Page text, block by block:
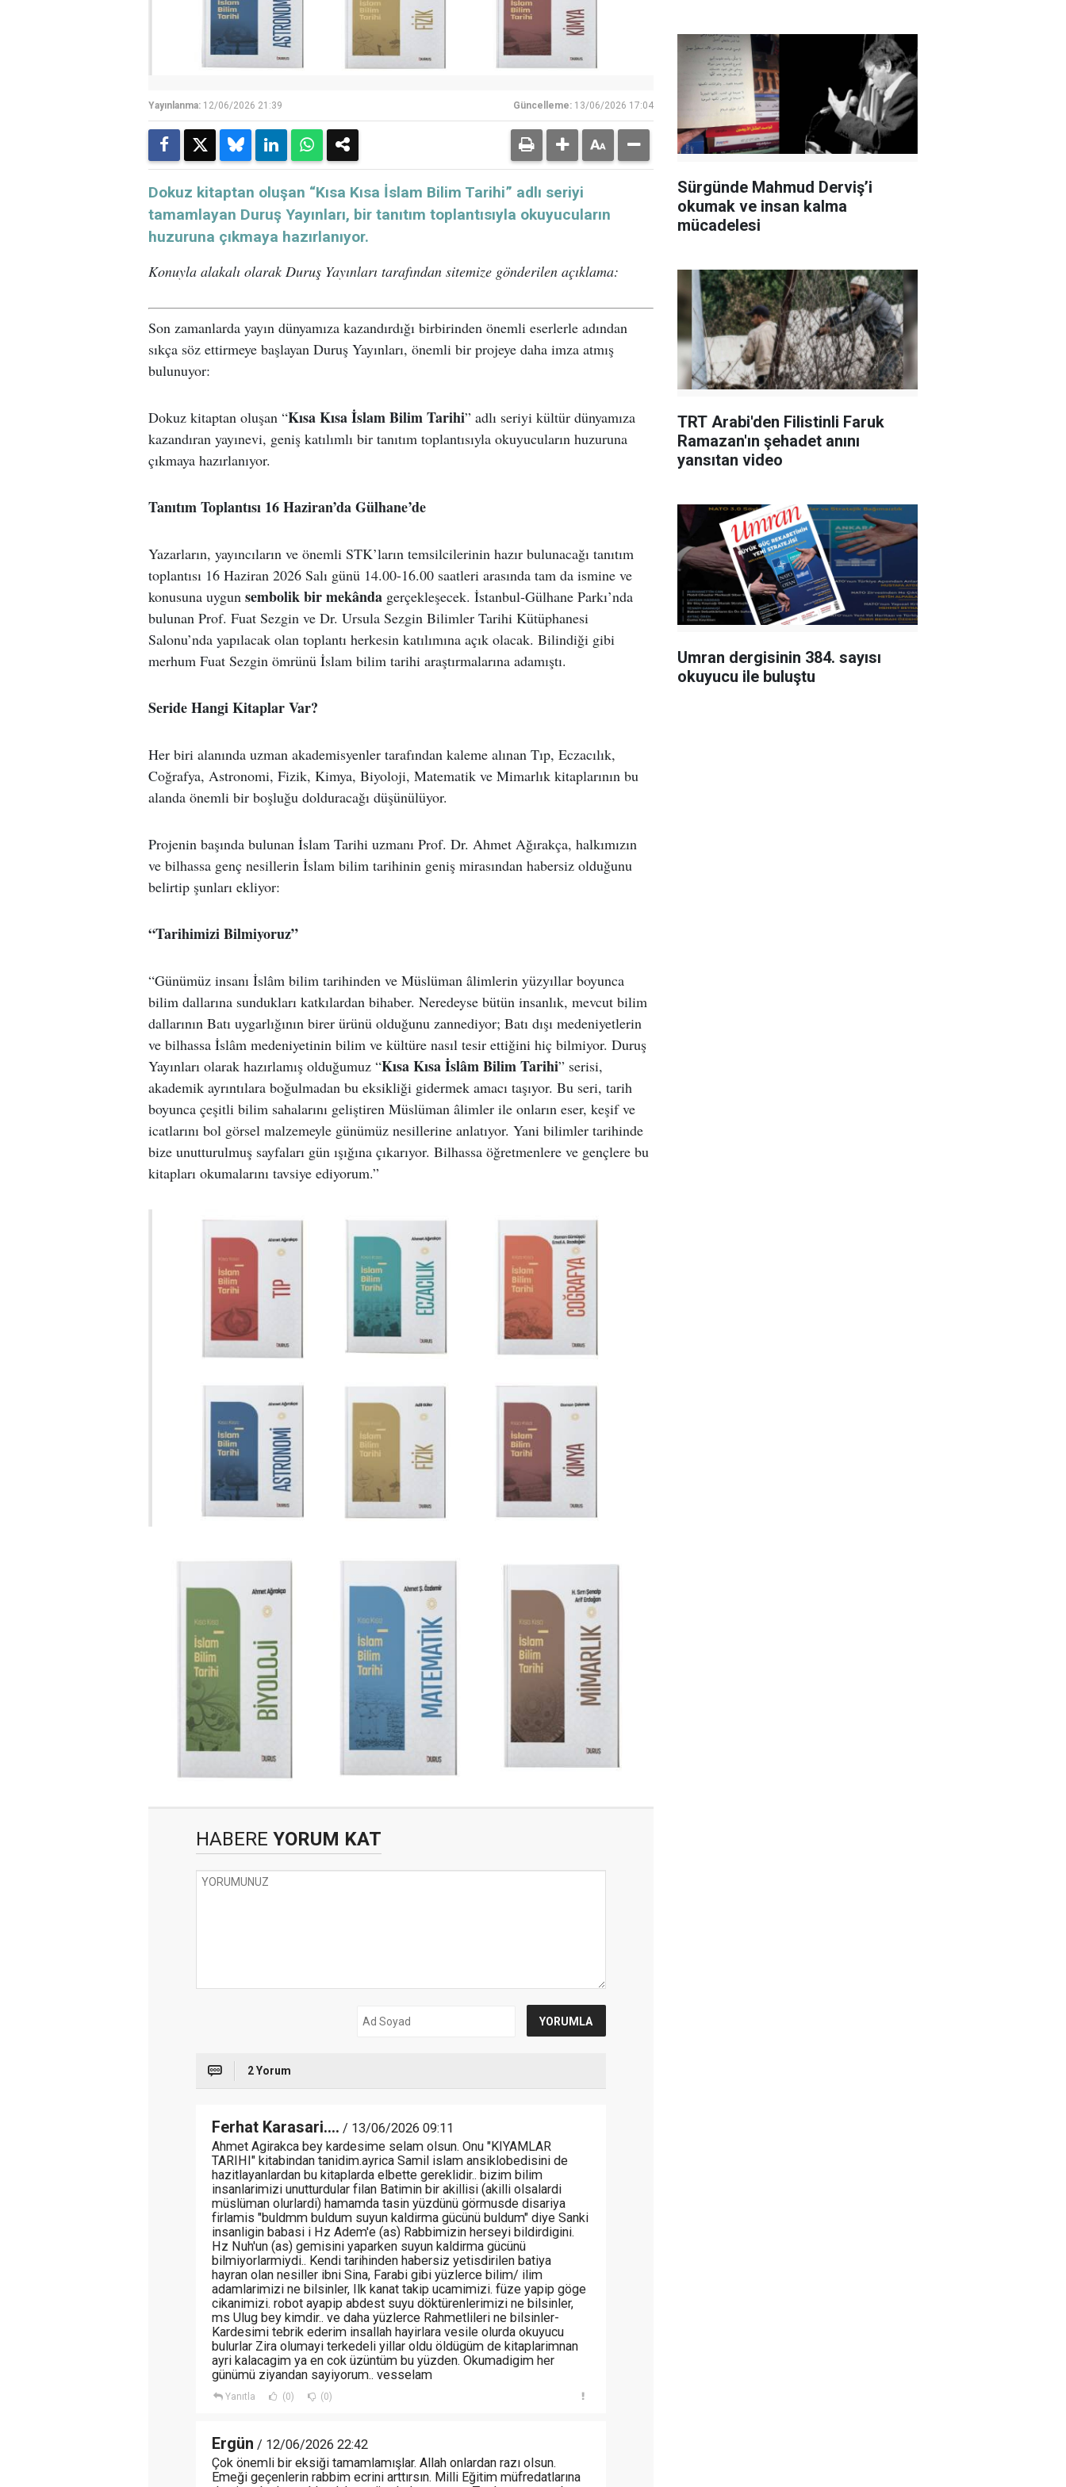
Yayınlanma: 12/06/2026 21:39 Güncelleme: 13/06/2026 17:04
Dokuz kitaptan oluşan “Kısa Kısa İslam Bilim Tarihi” adlı seriyi
tamamlayan Duruş Yayınları, bir tanıtım toplantısıyla okuyucuların
huzuruna çıkmaya hazırlanıyor.
Konuyla alakalı olarak Duruş Yayınları tarafından sitemize gönderilen açıklama:
Son zamanlarda yayın dünyamıza kazandırdığı birbirinden önemli eserlerle adından
sıkça söz ettirmeye başlayan Duruş Yayınları, önemli bir projeye daha imza atmış
bulunuyor:
Dokuz kitaptan oluşan “Kısa Kısa İslam Bilim Tarihi” adlı seriyi kültür dünyamıza
kazandıran yayınevi, geniş katılımlı bir tanıtım toplantısıyla okuyucuların huzuruna
çıkmaya hazırlanıyor.
Tanıtım Toplantısı 16 Haziran’da Gülhane’de
Yazarların, yayıncıların ve önemli STK’ların temsilcilerinin hazır bulunacağı tanıtım
toplantısı 16 Haziran 2026 Salı günü 14.00-16.00 saatleri arasında tam da ismine ve
konusuna uygun sembolik bir mekânda gerçekleşecek. İstanbul-Gülhane Parkı’nda
bulunan Prof. Fuat Sezgin ve Dr. Ursula Sezgin Bilimler Tarihi Kütüphanesi
Salonu’nda yapılacak olan toplantı herkesin katılımına açık olacak. Bilindiği gibi
merhum Fuat Sezgin ömrünü İslam bilim tarihi araştırmalarına adamıştı.
Seride Hangi Kitaplar Var?
Her biri alanında uzman akademisyenler tarafından kaleme alınan Tıp, Eczacılık,
Coğrafya, Astronomi, Fizik, Kimya, Biyoloji, Matematik ve Mimarlık kitaplarının bu
alanda önemli bir boşluğu dolduracağı düşünülüyor.
Projenin başında bulunan İslam Tarihi uzmanı Prof. Dr. Ahmet Ağırakça, halkımızın
ve bilhassa genç nesillerin İslam bilim tarihinin geniş mirasından habersiz olduğunu
belirtip şunları ekliyor:
“Tarihimizi Bilmiyoruz”
“Günümüz insanı İslâm bilim tarihinden ve Müslüman âlimlerin yüzyıllar boyunca
bilim dallarına sundukları katkılardan bihaber. Neredeyse bütün insanlık, mevcut bilim
dallarının Batı uygarlığının birer ürünü olduğunu zannediyor; Batı dışı medeniyetlerin
ve bilhassa İslâm medeniyetinin bilim ve kültüre nasıl tesir ettiğini hiç bilmiyor. Duruş
Yayınları olarak hazırlamış olduğumuz “Kısa Kısa İslâm Bilim Tarihi” serisi,
akademik ayrıntılara boğulmadan bu eksikliği gidermek amacı taşıyor. Bu seri, tarih
boyunca çeşitli bilim sahalarını geliştiren Müslüman âlimler ile onların eser, keşif ve
icatlarını bol görsel malzemeyle günümüz nesillerine anlatıyor. Yani bilimler tarihinde
bize unutturulmuş sayfaları gün ışığına çıkarıyor. Bilhassa öğretmenlere ve gençlere bu
kitapları okumalarını tavsiye ediyorum.”
HABERE YORUM KAT
2 Yorum
Ferhat Karasari.... / 13/06/2026 09:11
Ahmet Agirakca bey kardesime selam olsun. Onu "KIYAMLAR
TARIHI" kitabindan tanidim.ayrica Samil islam ansiklobedisini de
hazitlayanlardan bu kitaplarda elbette gereklidir.. bizim bilim
insanlarimizi unutturdular filan Batimin bir akillisi (akilli olsalardi
müslüman olurlardi) hamamda tasin yüzdünü görmusde disariya
firlamis "buldmm buldum suyun kaldirma gücünü buldum" diye Sanki
insanligin babasi i Hz Adem'e (as) Rabbimizin herseyi bildirdigini.
Hz Nuh'un (as) gemisini yaparken suyun kaldirma gücünü
bilmiyorlarmiydi.. Kendi tarihinden habersiz yetisdirilen batiya
hayran olan nesiller ibni Sina, Farabi gibi yüzlerce bilim/ ilim
adamlarimizi ne bilsinler, Ilk kanat takip ucamimizi. füze yapip göge
cikanimizi. robot ayapip abdest suyu döktürenlerimizi ne bilsinler,
ms Ulug bey kimdir.. ve daha yüzlerce Rahmetlileri ne bilsinler-
Kardesimi tebrik ederim insallah hayirlara vesile olurda okuyucu
bulurlar Zira olumayi terkedeli yillar oldu öldügüm de kitaplarimnan
ayri kalacagim ya en cok üzüntüm bu yüzden. Okumadigim her
günümü ziyandan sayiyorum.. vesselam
Yanıtla (0) (0)
Ergün / 12/06/2026 22:42
Çok önemli bir eksiği tamamlamışlar. Allah onlardan razı olsun.
Emeği geçenlerin rabbim ecrini arttırsın. Milli Eğitim müfredatlarına
Sürgünde Mahmud Derviş’i
okumak ve insan kalma
mücadelesi
TRT Arabi'den Filistinli Faruk
Ramazan'ın şehadet anını
yansıtan video
Umran dergisinin 384. sayısı
okuyucu ile buluştu